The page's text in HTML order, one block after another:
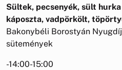
Sültek, pecsenyék, sült
káposzta, vadpörkölt,
Bakonybéli Borostyán
sütemények
-14:00-15:00